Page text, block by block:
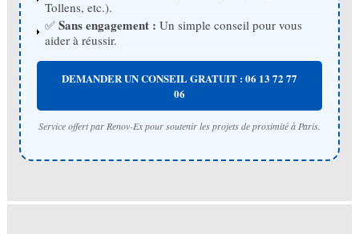
Tollens, etc.).
✅ Sans engagement : Un simple conseil pour vous
aider à réussir.
DEMANDER UN CONSEIL GRATUIT : 06 13 72 77
06
Service offert par Renov-Ex pour soutenir les projets de proximité à Paris.